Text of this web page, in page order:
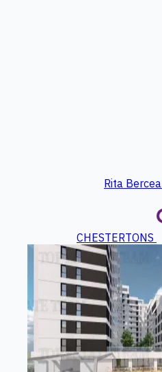
Rita Bercea
CHESTERTONS